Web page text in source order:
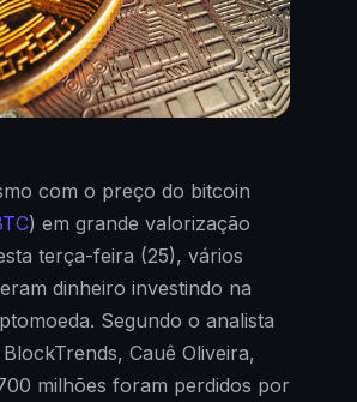
com o preço do bitcoin
) em grande valorização
terça-feira (25), vários
dinheiro investindo na
Segundo o analista
Cauê Oliveira,
milhões foram perdidos por